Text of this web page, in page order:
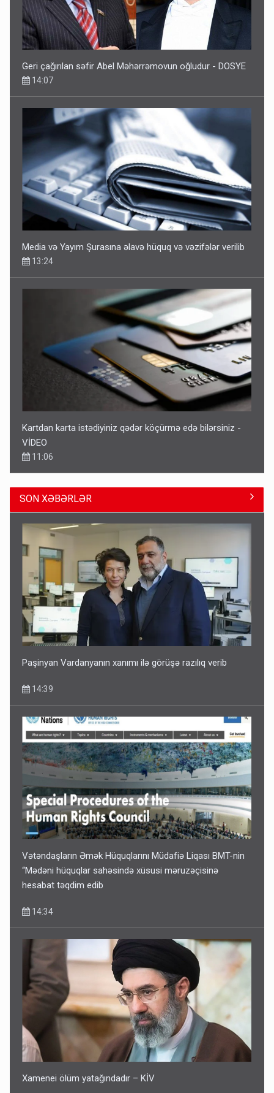
Geri çağırılan səfir Abel Məhərrəmovun oğludur - DOSYE
14:07
Media və Yayım Şurasına əlavə hüquq və vəzifələr verilib
13:24
Kartdan karta istədiyiniz qədər köçürmə edə bilərsiniz -
VİDEO
11:06
Tərtərdəki hadisənin sirri açıldı: Ər-arvadı yandırıb 15 min
manatı oğurladı
Əhaliyə hava ilə bağlı VACİB XƏBƏRDARLIQ - Saat 11:00-
dan…
ŞOK! David Seliverstov ölkədən qaçdı
6 Avqust 14:14
SON XƏBƏRLƏR
Paşinyan Vardanyanın xanımı ilə görüşə razılıq verib
14:39
Vətəndaşların Əmək Hüquqlarını Müdafiə Liqası BMT-nin
“Mədəni hüquqlar sahəsində xüsusi məruzəçisinə
hesabat təqdim edib
14:34
Xamenei ölüm yatağındadır – KİV